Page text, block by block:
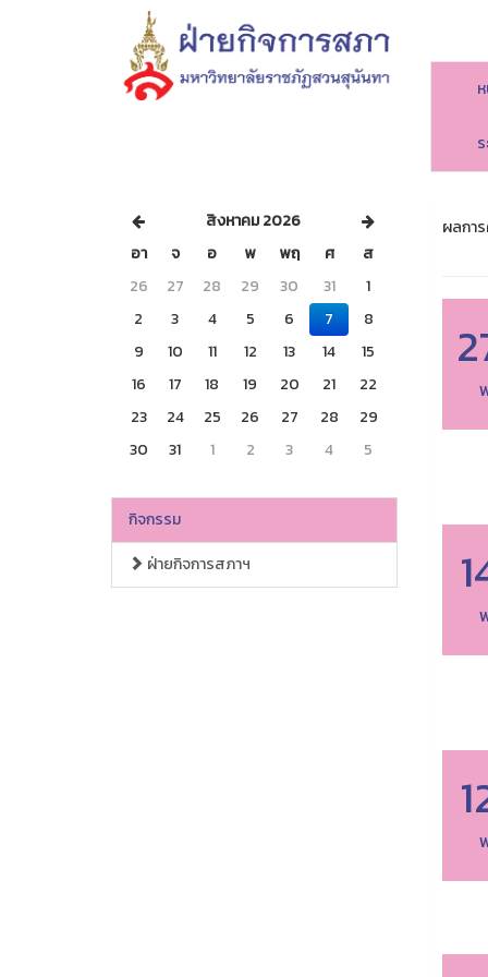
สิงหาคม 2026
อา
จ อ พ พฤ ศ
ส
26
27 28 29 30 31
1
2
3 4 5 6 7
8
9
10 11 12 13 14
15
16
17 18 19 20 21
22
23
24 25 26 27 28
29
30
31 1 2 3 4 5
กิจกรรม
ฝ่ายกิจการสภาฯ
ผลกา